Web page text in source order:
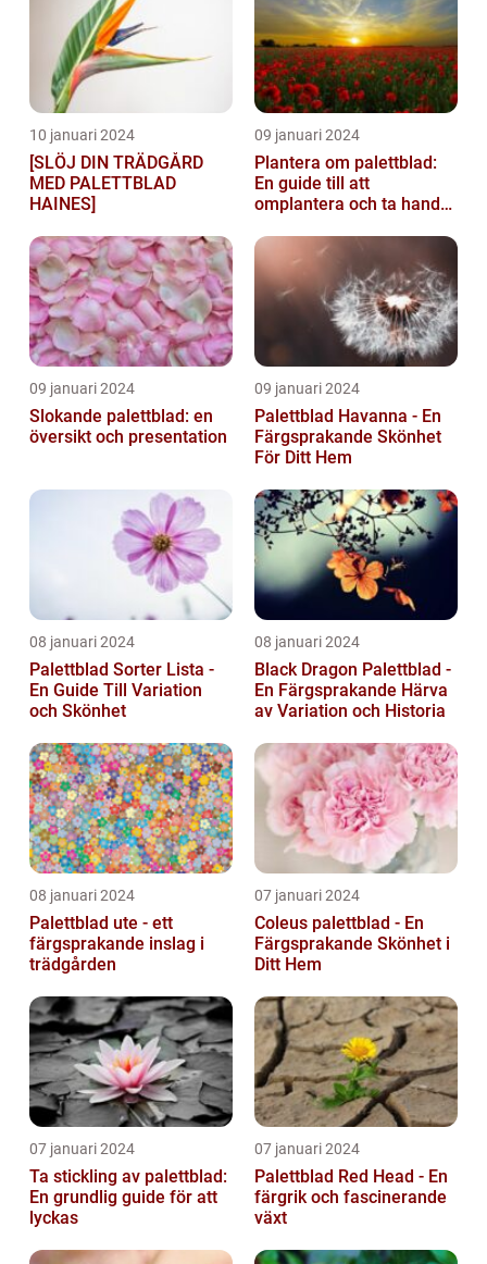
10 januari 2024
[SLÖJ DIN TRÄDGÅRD
MED PALETTBLAD
HAINES]
09 januari 2024
Plantera om palettblad:
En guide till att
omplantera och ta hand
09 januari 2024
Slokande palettblad: en
översikt och presentation
09 januari 2024
Palettblad Havanna - En
Färgsprakande Skönhet
För Ditt Hem
08 januari 2024
Palettblad Sorter Lista -
En Guide Till Variation
och Skönhet
08 januari 2024
Black Dragon Palettblad -
En Färgsprakande Härva
av Variation och Historia
08 januari 2024
Palettblad ute - ett
färgsprakande inslag i
trädgården
07 januari 2024
Coleus palettblad - En
Färgsprakande Skönhet i
Ditt Hem
07 januari 2024
Ta stickling av palettblad:
En grundlig guide för att
lyckas
07 januari 2024
Palettblad Red Head - En
färgrik och fascinerande
växt